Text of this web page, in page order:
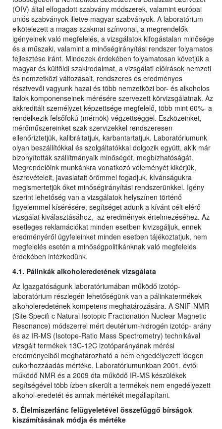
(OIV) által elfogadott szabvány módszerek, valamint európai
uniós szabványok illetve magyar szabványok. A laboratórium
elkötelezett a magas szakmai színvonal, a megrendelők
igényeinek való megfelelés, a vizsgálatok kifogástalan minősége
és a műszaki, valamint a minőségirányítási rendszer folyamatos
fejlesztése iránt. Mindezek érdekében folyamatosan követjük a
magyar és külföldi szakirodalmat, a vizsgálati előírások nemzeti
és nemzetközi változásait, rendszeres és eredményes
résztvevői vagyunk hazai és több nemzetközi bor- és alkoholos
italok komponenseinek mérésére szervezett körvizsgálatnak. Az
akkreditált személyzet képzettsége megfelelő, több mint 60%- a
rendelkezik felsőfokú (mérnök) végzettséggel. Eszközeinket,
mérőműszereinket szak szervizekkel rendszeresen
ellenőriztetjük, kalibráltatjuk, karbantartatjuk. Laboratóriumunk
olyan beszállítókkal és szolgáltatókkal dolgozik együtt, akik már
bizonyították szállítmányaik minőségét, megbízhatóságát.
Megrendelőink munkánkra vonatkozó véleményét kikérjük,
észrevételeit, javaslatait örömmel fogadjuk, kívánságukra
megismertetjük őket minőségirányítási rendszerünkkel. Igény
szerint lehetőség van a vizsgálatok helyszínen történő
figyelemmel kísérésére, segítséget adunk a kívánt célt elérő
vizsgálat kiválasztásához, az eredmények értelmezéséhez. Az
esetleges reklamációkat minden esetben kivizsgáljuk, ennek
eredményéről ügyfeleinket minden esetben tájékoztatjuk, nem
megfelelés esetén a minőségpolitikánknak való megfelelés
érdekében intézkedünk.
4.1. Pálinkák alkoholeredetének vizsgálata
Az Igazgatóságunk laboratóriumában működő izotóp-
laboratórium részlegén lehetőségünk van a pálinkatermékek
alkoholeredetének kompetens meghatározására. A SNIF-NMR
(Site Specifi c Natural Isotopic Fractionation Nuclear Magnetic
Resonance) módszerrel mért deutérium-hidrogén izotóp- arány
és az IR-MS (Isotope-Ratio Mass Spectrometry) technikával
vizsgált termékek 13C-12C izotóparányának mérési
eredményeiből meghatározható a nem engedélyezett idegen
cukorhozzáadás mértéke. Laboratóriumunkban 2001. évtől
működő NMR és a 2009 óta működő IR-MS készülékek
segítségével több ízben sikerült a termékek nem engedélyezett
alkohol-eredetét és annak mértékét megállapítani.
5. Élelmiszerlánc felügyeletével összefüggő bírságok
kiszámításának módja és mértéke